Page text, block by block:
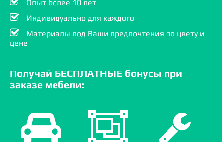
Опыт более 10 лет
Индивидуально для каждого
Материалы под Ваши предпочтения по цвету и
цене
Получай БЕСПЛАТНЫЕ бонусы при
заказе мебели: